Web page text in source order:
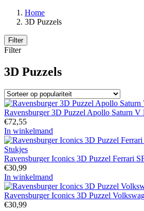
Home
3D Puzzels
Filter
Filter
3D Puzzels
Ravensburger 3D Puzzel Apollo Saturn V
€72,55
In winkelmand
Ravensburger Iconics 3D Puzzel Ferrari
€30,99
In winkelmand
Ravensburger Iconics 3D Puzzel
€30,99